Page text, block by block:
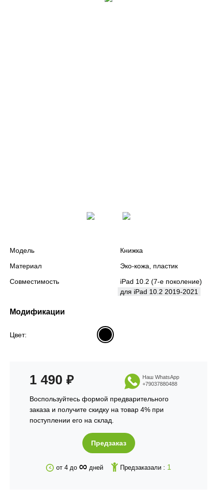
Модель
Книжка
Материал
Эко-кожа, пластик
Совместимость
iPad 10.2 (7-е поколение)
для iPad 10.2 2019-2021
Модификации
Цвет:
1 490 ₽
Воспользуйтесь формой предварительного
заказа и получите скидку на товар 4% при
поступлении его на склад.
Наш WhatsApp
+79037880488
Предзаказ
от 4 до ∞ дней Предзаказали : 1